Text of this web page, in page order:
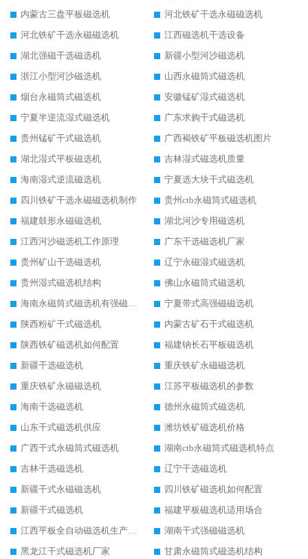
内蒙古三盘平板磁选机
河北铁矿干选永磁磁选机
河北铁矿干选永磁磁选机
江西磁选机干选设备
湖北强磁干选磁选机
新疆小型河沙磁选机
浙江小型河沙磁选机
山西永磁筒式磁选机
烟台永磁筒式磁选机
安徽锰矿湿式磁选机
宁夏半逆流湿式磁选机
广东求购干式磁选机
贵州锰矿干式磁选机
广西褐铁矿平板磁选机图片
湖北湿式平板磁选机
吉林湿式磁选机质量
海南湿式逆流磁选机
宁夏选大块干式磁选机
四川铁矿干选永磁磁选机制作
贵州ctb永磁筒式磁选机
福建鼓形永磁磁选机
湖北河沙专用磁选机
江西河沙磁选机工作原理
广东干选磁选机厂家
贵州矿山干选磁选机
辽宁永磁湿式磁选机
贵州湿式磁选机结构
佛山永磁筒式磁选机
海南永磁筒式磁选机有强磁的吗
宁夏带式高强磁磁选机
陕西粉矿干式磁选机
内蒙古矿石干式磁选机
陕西铁矿磁选机如何配置
福建钠长石平板磁选机
新疆干选磁选机
重庆铁矿永磁磁选机
重庆铁矿永磁磁选机
江苏平板磁选机的参数
海南干选磁选机
德州永磁筒式磁选机
山东干式磁选机供应
潍坊铁矿磁选机价格
广西干式永磁筒式磁选机
湖南ctb永磁筒式磁选机特点
吉林干选磁选机
辽宁干选磁选机
新疆干式永磁磁选机
四川铁矿磁选机如何配置
新疆干式磁选机
福建平板磁选机适用场合
江西平板全自动磁选机生产厂家
湖南干式强磁磁选机
黑龙江干式磁选机厂家
甘肃永磁筒式磁选机结构